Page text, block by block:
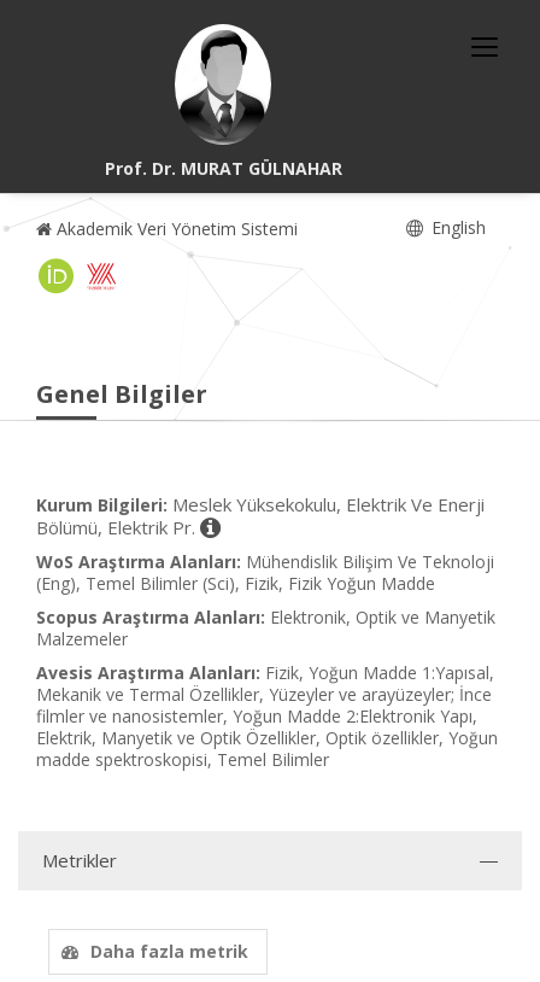
Prof. Dr. MURAT GÜLNAHAR
Akademik Veri Yönetim Sistemi English
Genel Bilgiler
Kurum Bilgileri: Meslek Yüksekokulu, Elektrik Ve Enerji
Bölümü, Elektrik Pr.
WoS Araştırma Alanları: Mühendislik Bilişim Ve Teknoloji
(Eng), Temel Bilimler (Sci), Fizik, Fizik Yoğun Madde
Scopus Araştırma Alanları: Elektronik, Optik ve Manyetik
Malzemeler
Avesis Araştırma Alanları: Fizik, Yoğun Madde 1:Yapısal,
Mekanik ve Termal Özellikler, Yüzeyler ve arayüzeyler; İnce
filmler ve nanosistemler, Yoğun Madde 2:Elektronik Yapı,
Elektrik, Manyetik ve Optik Özellikler, Optik özellikler, Yoğun
madde spektroskopisi, Temel Bilimler
Metrikler
Daha fazla metrik